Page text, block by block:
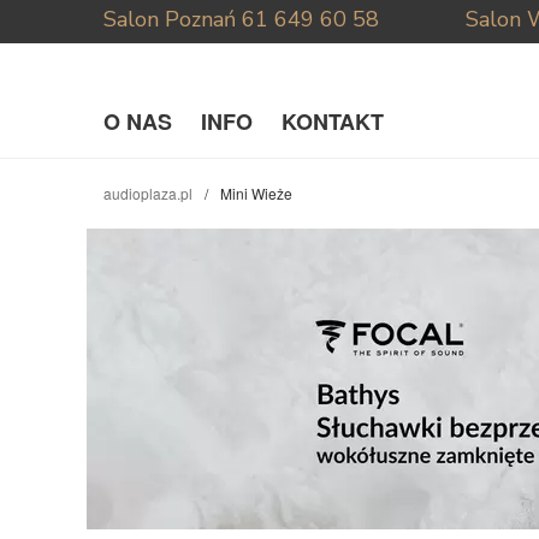
Salon Poznań 61 649 60 58 Salon
O NAS INFO KONTAKT
audioplaza.pl Mini Wieże